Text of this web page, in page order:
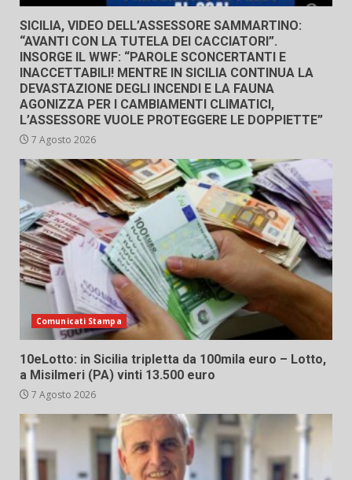
SICILIA, VIDEO DELL’ASSESSORE SAMMARTINO:
“AVANTI CON LA TUTELA DEI CACCIATORI”.
INSORGE IL WWF: “PAROLE SCONCERTANTI E
INACCETTABILI! MENTRE IN SICILIA CONTINUA LA
DEVASTAZIONE DEGLI INCENDI E LA FAUNA
AGONIZZA PER I CAMBIAMENTI CLIMATICI,
L’ASSESSORE VUOLE PROTEGGERE LE DOPPIETTE”
7 Agosto 2026
Comunicati Stampa
10eLotto: in Sicilia tripletta da 100mila euro – Lotto,
a Misilmeri (PA) vinti 13.500 euro
7 Agosto 2026